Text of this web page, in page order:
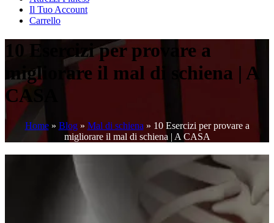
Il Tuo Account
Carrello
10 Esercizi per provare a
migliorare il mal di schiena | A
CASA
Home» Blog» Mal di schiena » 10 Esercizi per provare a
migliorare il mal di schiena | A CASA